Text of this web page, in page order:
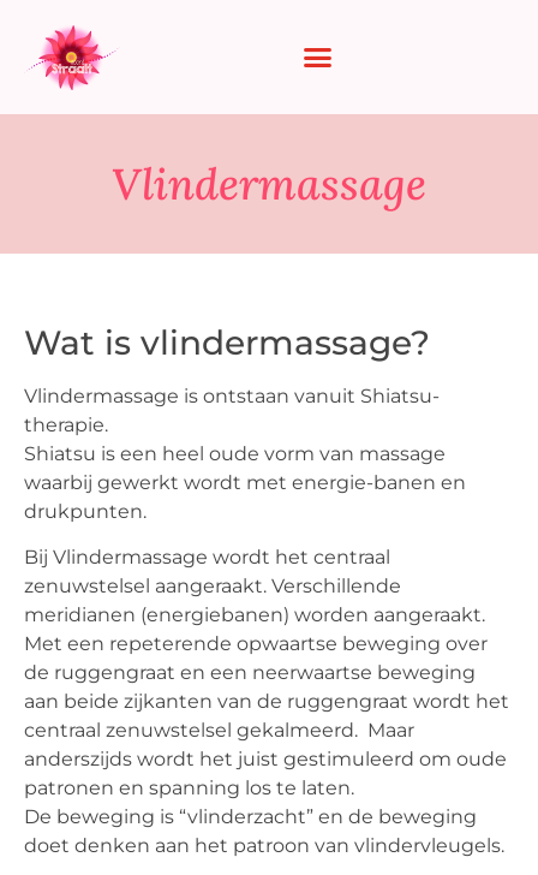
Vlindermassage
Wat is vlindermassage?
Vlindermassage is ontstaan vanuit Shiatsu-
therapie.
Shiatsu is een heel oude vorm van massage
waarbij gewerkt wordt met energie-banen en
drukpunten.
Bij Vlindermassage wordt het centraal
zenuwstelsel aangeraakt. Verschillende
meridianen (energiebanen) worden aangeraakt.
Met een repeterende opwaartse beweging over
de ruggengraat en een neerwaartse beweging
aan beide zijkanten van de ruggengraat wordt het
centraal zenuwstelsel gekalmeerd. Maar
anderszijds wordt het juist gestimuleerd om oude
patronen en spanning los te laten.
De beweging is “vlinderzacht” en de beweging
doet denken aan het patroon van vlindervleugels.